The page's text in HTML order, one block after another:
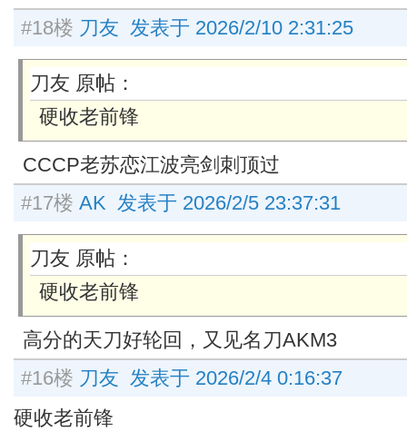
#18楼 刀友 发表于 2026/2/10 2:31:25
刀友 原帖：
硬收老前锋
CCCP老苏恋江波亮剑刺顶过
#17楼 AK 发表于 2026/2/5 23:37:31
刀友 原帖：
硬收老前锋
高分的天刀好轮回，又见名刀AKM3
#16楼 刀友 发表于 2026/2/4 0:16:37
硬收老前锋